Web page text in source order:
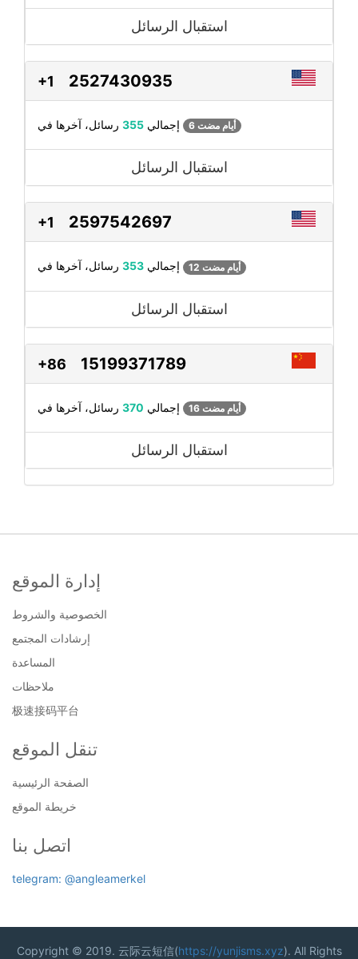
استقبال الرسائل
+1 2527430935
إجمالي 355 6 أيام مضت
استقبال الرسائل
+1 2597542697
إجمالي 353 12 أيام مضت
استقبال الرسائل
+86 15199371789
إجمالي 370 16 أيام مضت
استقبال الرسائل
إدارة الموقع
الخصوصية والشروط
إرشادات المجتمع
المساعدة
ملاحظات
极速接码平台
تنقل الموقع
الصفحة الرئيسية
خريطة الموقع
اتصل بنا
telegram: @angleamerkel
Copyright © 2019. 云际云短信(https://yunjisms.xyz). All Rights